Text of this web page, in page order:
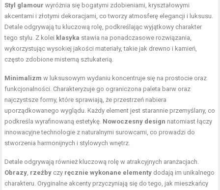
Styl glamour wyróżnia się bogatymi zdobieniami, kryształowymi
akcentami i złotymi dekoracjami, co tworzy atmosferę elegancji i luksusu.
Detale odgrywają tu kluczową rolę, podkreślając wyjątkowy charakter
tego stylu. Z kolei klasyka stawia na ponadczasowe rozwiązania,
wykorzystując wysokiej jakości materiały, takie jak drewno i kamień,
często zdobione misterną sztukaterią.
Minimalizm w luksusowym wydaniu koncentruje się na prostocie oraz
funkcjonalności. Charakteryzuje go ograniczona paleta barw oraz
najczystsze formy, które sprawiają, że przestrzeń nabiera
uporządkowanego wyglądu. Każdy element jest starannie przemyślany, co
podkreśla wyrafinowaną estetykę. Nowoczesny design natomiast łączy
innowacyjne technologie z naturalnymi surowcami, co prowadzi do
stworzenia harmonijnych i stylowych wnętrz.
Detale odgrywają również kluczową rolę w atrakcyjnych aranżacjach.
Obrazy, rzeźby czy ręcznie wykonane elementy dodają im unikalnego
charakteru. Oryginalne akcenty przyczyniają się do tego, jak mieszkańcy